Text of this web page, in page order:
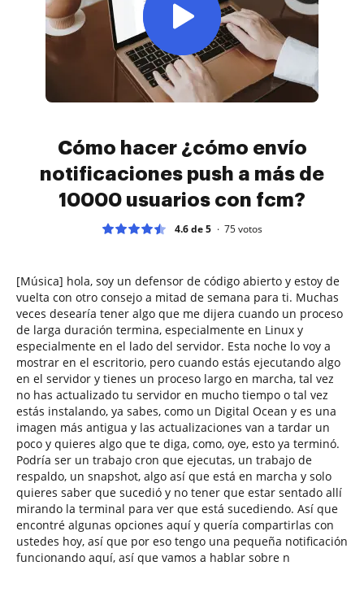
Cómo hacer ¿cómo envío
notificaciones push a más de
10000 usuarios con fcm?
4.6 de 5 75votos
[Música] hola, soy un defensor de código abierto y estoy de
vuelta con otro consejo a mitad de semana para ti. Muchas
veces desearía tener algo que me dijera cuando un proceso
de larga duración termina, especialmente en Linux y
especialmente en el lado del servidor. Esta noche lo voy a
mostrar en el escritorio, pero cuando estás ejecutando algo
en el servidor y tienes un proceso largo en marcha, tal vez
no has actualizado tu servidor en mucho tiempo o tal vez
estás instalando, ya sabes, como un Digital Ocean y es una
imagen más antigua y las actualizaciones van a tardar un
poco y quieres algo que te diga, como, oye, esto ya terminó.
Podría ser un trabajo cron que ejecutas, un trabajo de
respaldo, un snapshot, algo así que está en marcha y solo
quieres saber que sucedió y no tener que estar sentado allí
mirando la terminal para ver que está sucediendo. Así que
encontré algunas opciones aquí y quería compartirlas con
ustedes hoy, así que por eso tengo una pequeña notificación
funcionando aquí, así que vamos a hablar sobre n